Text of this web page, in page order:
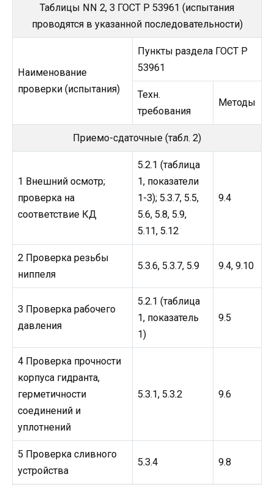
Таблицы NN 2, 3 ГОСТ Р 53961 (испытания
проводятся в указанной последовательности)
Наименование
проверки (испытания)
Пункты раздела ГОСТ Р
53961
Техн.
требования
Методы
Приемо-сдаточные (табл. 2)
1 Внешний осмотр;
проверка на
соответствие КД
5.2.1 (таблица
1, показатели
1-3); 5.3.7, 5.5,
5.6, 5.8, 5.9,
5.11, 5.12
9.4
2 Проверка резьбы
ниппеля
5.3.6, 5.3.7, 5.9 9.4, 9.10
3 Проверка рабочего
давления
5.2.1 (таблица
1, показатель
1)
9.5
4 Проверка прочности
корпуса гидранта,
герметичности
соединений и
уплотнений
5.3.1, 5.3.2 9.6
5 Проверка сливного
устройства
5.3.4 9.8